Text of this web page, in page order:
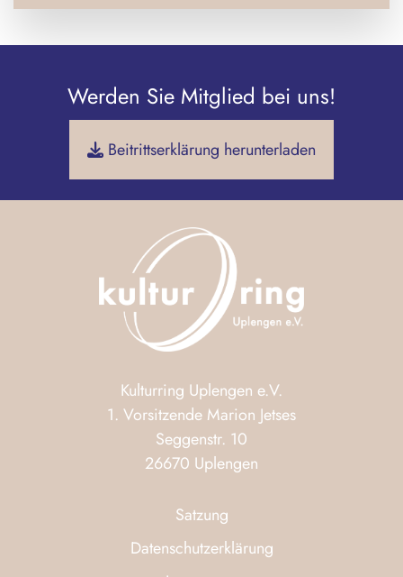
Werden Sie Mitglied bei uns!
Beitrittserklärung herunterladen
Kulturring Uplengen e.V.
1. Vorsitzende Marion Jetses
Seggenstr. 10
26670 Uplengen
Satzung
Datenschutzerklärung